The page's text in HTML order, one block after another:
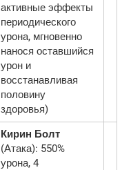
активные эффекты
периодического
урона, мгновенно
нанося оставшийся
урон и
восстанавливая
половину
здоровья)
Кирин Болт
(Атака): 550%
урона, 4